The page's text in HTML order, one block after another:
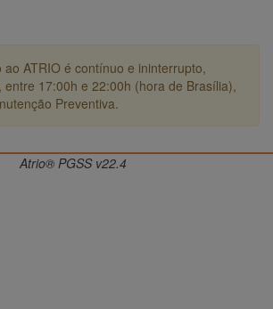
ao ATRIO é contínuo e ininterrupto,
entre 17:00h e 22:00h (hora de Brasília),
Preventiva.
Atrio® PGSS v22.4